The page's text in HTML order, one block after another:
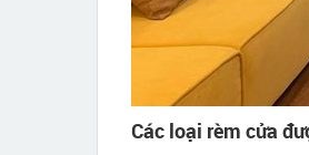
Các loại rèm cửa